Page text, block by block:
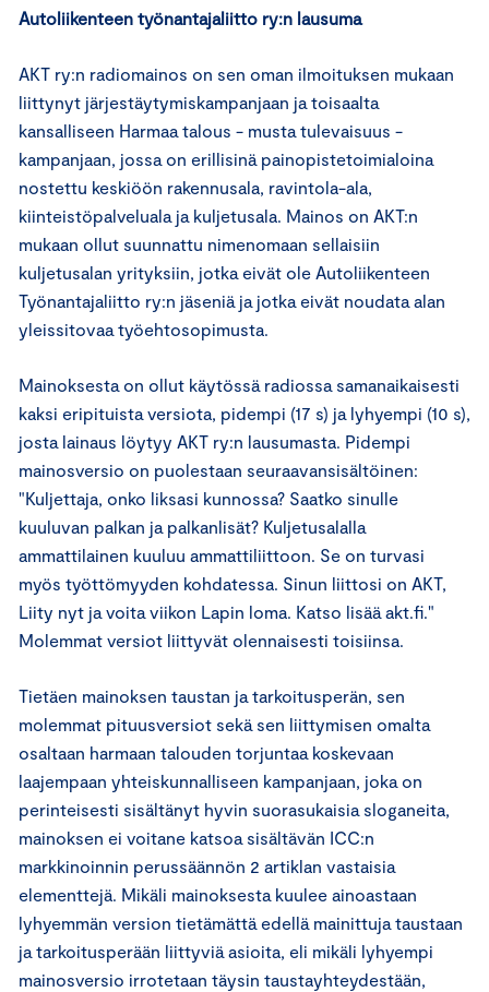
Autoliikenteen työnantajaliitto ry:n lausuma
AKT ry:n radiomainos on sen oman ilmoituksen mukaan
liittynyt järjestäytymiskampanjaan ja toisaalta
kansalliseen Harmaa talous - musta tulevaisuus -
kampanjaan, jossa on erillisinä painopistetoimialoina
nostettu keskiöön rakennusala, ravintola-ala,
kiinteistöpalveluala ja kuljetusala. Mainos on AKT:n
mukaan ollut suunnattu nimenomaan sellaisiin
kuljetusalan yrityksiin, jotka eivät ole Autoliikenteen
Työnantajaliitto ry:n jäseniä ja jotka eivät noudata alan
yleissitovaa työehtosopimusta.
Mainoksesta on ollut käytössä radiossa samanaikaisesti
kaksi eripituista versiota, pidempi (17 s) ja lyhyempi (10 s),
josta lainaus löytyy AKT ry:n lausumasta. Pidempi
mainosversio on puolestaan seuraavansisältöinen:
"Kuljettaja, onko liksasi kunnossa? Saatko sinulle
kuuluvan palkan ja palkanlisät? Kuljetusalalla
ammattilainen kuuluu ammattiliittoon. Se on turvasi
myös työttömyyden kohdatessa. Sinun liittosi on AKT,
Liity nyt ja voita viikon Lapin loma. Katso lisää akt.fi."
Molemmat versiot liittyvät olennaisesti toisiinsa.
Tietäen mainoksen taustan ja tarkoitusperän, sen
molemmat pituusversiot sekä sen liittymisen omalta
osaltaan harmaan talouden torjuntaa koskevaan
laajempaan yhteiskunnalliseen kampanjaan, joka on
perinteisesti sisältänyt hyvin suorasukaisia sloganeita,
mainoksen ei voitane katsoa sisältävän ICC:n
markkinoinnin perussäännön 2 artiklan vastaisia
elementtejä. Mikäli mainoksesta kuulee ainoastaan
lyhyemmän version tietämättä edellä mainittuja taustaan
ja tarkoitusperään liittyviä asioita, eli mikäli lyhyempi
mainosversio irrotetaan täysin taustayhteydestään,